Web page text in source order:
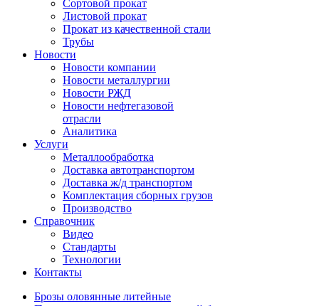
Сортовой прокат
Листовой прокат
Прокат из качественной стали
Трубы
Новости
Новости компании
Новости металлургии
Новости РЖД
Новости нефтегазовой
отрасли
Аналитика
Услуги
Металлообработка
Доставка автотранспортом
Доставка ж/д транспортом
Комплектация сборных грузов
Производство
Справочник
Видео
Стандарты
Технологии
Контакты
Брозы оловянные литейные